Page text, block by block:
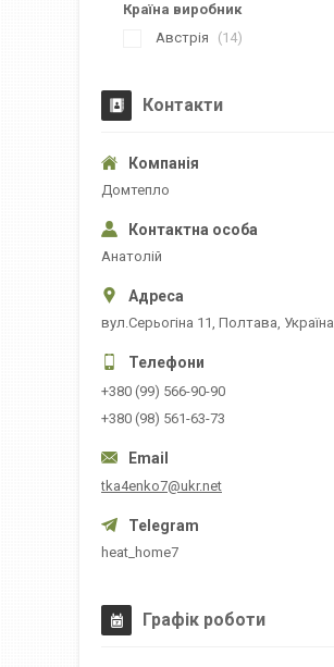
Країна виробник
Австрія
14
Контакти
Домтепло
Анатолій
вул.Серьогіна 11, Полтава, Україна
+380 (99) 566-90-90
+380 (98) 561-63-73
tka4enko7@ukr.net
heat_home7
Графік роботи